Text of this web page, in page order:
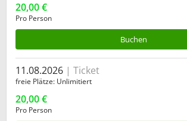
20,00 €
Pro Person
Buchen
11.08.2026 Ticket
freie Plätze Unlimitiert
20,00 €
Pro Person